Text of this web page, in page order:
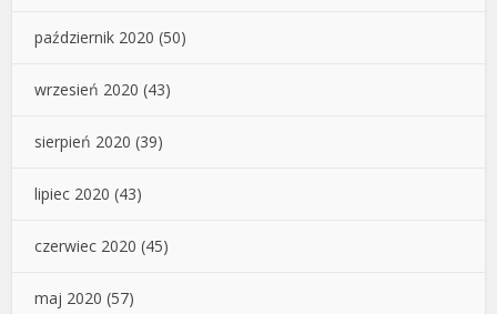
październik 2020 (50)
wrzesień 2020 (43)
sierpień 2020 (39)
lipiec 2020 (43)
czerwiec 2020 (45)
maj 2020 (57)